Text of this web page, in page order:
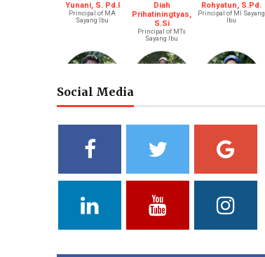
Yunani, S. Pd.I
Principal of MA
Sayang Ibu
Diah
Prihatiningtyas,
S.Si
Principal of MTs
Sayang Ibu
Rohyatun, S.Pd.
Principal of MI Sayang
Ibu
S.Li.
Hizam, M.Pd.
S.E.
Vidya Putri
Deputy Head of Public
Yuliani, S.Pd
Curriculum MA
Fathul Hamdi, S.Si
Curriculum MTs
Social Media